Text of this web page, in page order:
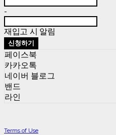
-
재입고 시 알림
신청하기
페이스북
카카오톡
네이버 블로그
밴드
라인
Terms of Use